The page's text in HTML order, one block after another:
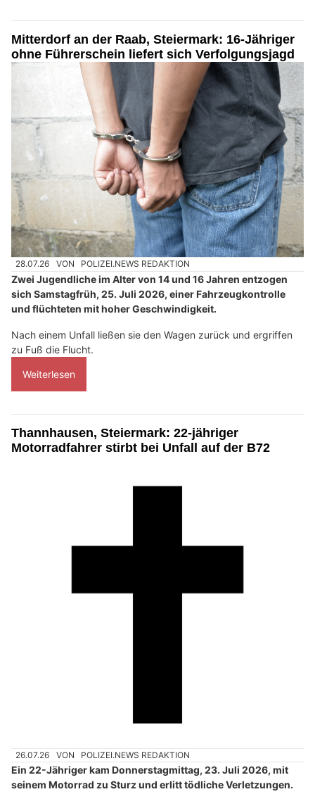
Mitterdorf an der Raab, Steiermark: 16-Jähriger
ohne Führerschein liefert sich Verfolgungsjagd
28.07.26 VON POLIZEI.NEWS REDAKTION
Zwei Jugendliche im Alter von 14 und 16 Jahren entzogen
sich Samstagfrüh, 25. Juli 2026, einer Fahrzeugkontrolle
und flüchteten mit hoher Geschwindigkeit.
Nach einem Unfall ließen sie den Wagen zurück und ergriffen
zu Fuß die Flucht.
Weiterlesen
Thannhausen, Steiermark: 22-jähriger
Motorradfahrer stirbt bei Unfall auf der B72
26.07.26 VON POLIZEI.NEWS REDAKTION
Ein 22-Jähriger kam Donnerstagmittag, 23. Juli 2026, mit
seinem Motorrad zu Sturz und erlitt tödliche Verletzungen.